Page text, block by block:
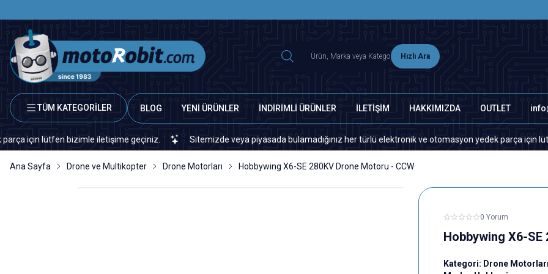
Hızlı Ara
TÜM KATEGORİLER BLOG YENİ ÜRÜNLER İNDİRİMLİ ÜRÜNLER İLETİŞİM HAKKIMIZDA OUTLET
bizimle iletişime geçiniz. Sitemizde veya piyasada bulamadığınız her türlü elektronik ve otomasyon yedek parça için lütfen bizimle
Ana Sayfa Drone ve Multikopter Drone Motorları Hobbywing X6-SE 280KV Drone Motoru - CCW
0 Yorum
Hobbywing X6-SE
Kategori: Drone Motorları